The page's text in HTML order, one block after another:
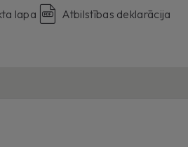
lapa Atbilstības deklarācija